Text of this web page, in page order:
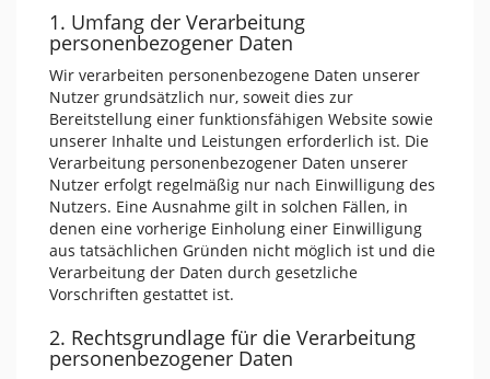
1. Umfang der Verarbeitung
personenbezogener Daten
Wir verarbeiten personenbezogene Daten unserer
Nutzer grundsätzlich nur, soweit dies zur
Bereitstellung einer funktionsfähigen Website sowie
unserer Inhalte und Leistungen erforderlich ist. Die
Verarbeitung personenbezogener Daten unserer
Nutzer erfolgt regelmäßig nur nach Einwilligung des
Nutzers. Eine Ausnahme gilt in solchen Fällen, in
denen eine vorherige Einholung einer Einwilligung
aus tatsächlichen Gründen nicht möglich ist und die
Verarbeitung der Daten durch gesetzliche
Vorschriften gestattet ist.
2. Rechtsgrundlage für die Verarbeitung
personenbezogener Daten